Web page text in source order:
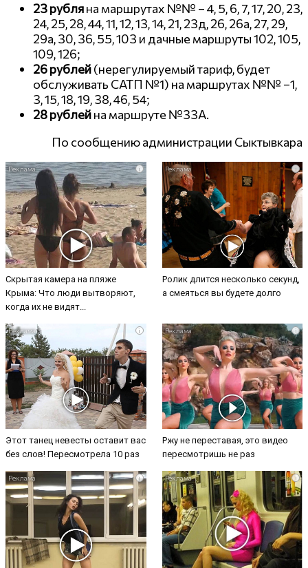
23 рубляна маршрутах №№ – 4, 5, 6, 7, 17, 20, 23,
24, 25, 28, 44, 11, 12, 13, 14, 21, 23д, 26, 26а, 27, 29,
29а, 30, 36, 55, 103 и дачные маршруты 102, 105,
109, 126;
26 рублей(нерегулируемый тариф, будет
обслуживать САТП №1) на маршрутах №№ –1,
3, 15, 18, 19, 38, 46, 54;
28 рублейна маршруте №33А.
По сообщению администрации Сыктывкара
i
Скрытая камера на пляже
Крыма: Что люди вытворяют,
когда их не видят...
i
Ролик длится несколько секунд,
а смеяться вы будете долго
i
Этот танец невесты оставит вас
без слов! Пересмотрела 10 раз
i
Ржу не переставая, это видео
пересмотришь не раз
i i